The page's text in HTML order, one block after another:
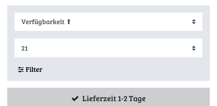
Filter
Lieferzeit 1-2 Tage